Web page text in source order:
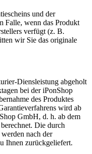
und der
Falle, wenn das Produkt
verfügt (z. B.
wir Sie das originale
Diensleistung abgeholt
bei der iPonShop
des Produktes
wird ab
GmbH, d. h. ab dem
Die durch
nach der
Ihnen zurückgeliefert.